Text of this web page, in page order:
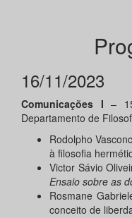
16/11/2023
Comunicações I –
Departamento de
Rodolpho
à filosofia
Victor Sávio
Ensaio sobre as
Rosmane
conceito de